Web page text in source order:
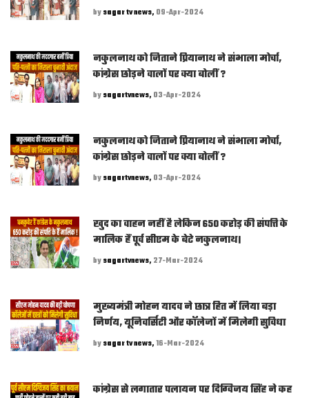
bysagar tv news, 09-Apr-2024
नकुलनाथ को जिताने प्रियानाथ ने संभाला मोर्चा,
कांग्रेस छोड़ने वालों पर क्या बोलीं ?
bysagartvnews, 03-Apr-2024
नकुलनाथ को जिताने प्रियानाथ ने संभाला मोर्चा,
कांग्रेस छोड़ने वालों पर क्या बोलीं ?
bysagartvnews, 03-Apr-2024
खुद का वाहन नहीं है लेकिन 650 करोड़ की संप​त्ति के
मालिक हैं पूर्व सीएम के बेटे नकुलनाथ।
bysagartvnews, 27-Mar-2024
मुख्यमंत्री मोहन यादव ने छात्र हित में लिया बड़ा
निर्णय, यूनिवर्सिटी और कॉलेजों में मिलेगी सुविधा
bysagar tv news,16-Mar-2024
कांग्रेस से लगातार पलायन पर दिग्विजय सिंह ने कह